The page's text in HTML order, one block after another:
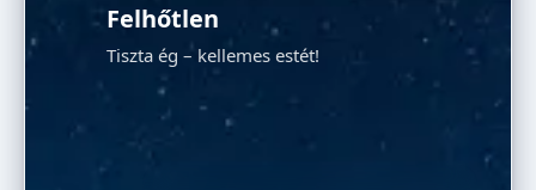
Felhőtlen
Tiszta ég – kellemes estét!